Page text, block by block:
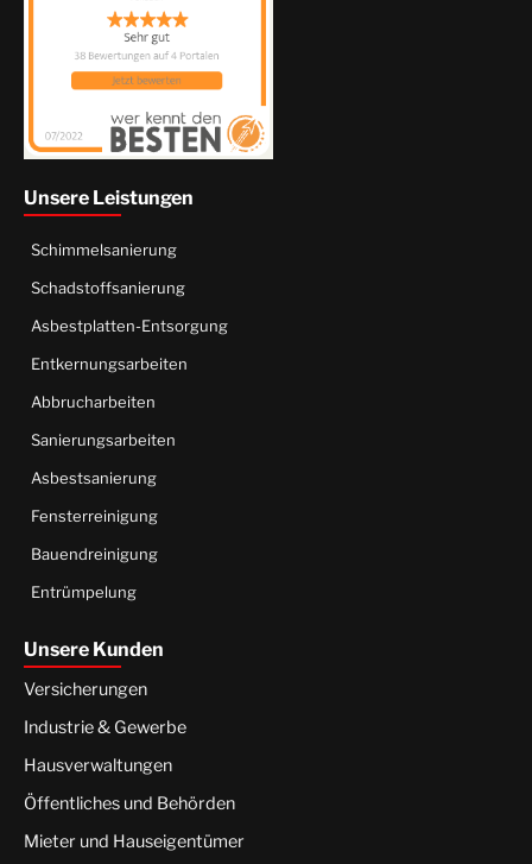
Unsere Leistungen
Schimmelsanierung
Schadstoffsanierung
Asbestplatten-Entsorgung
Entkernungsarbeiten
Abbrucharbeiten
Sanierungsarbeiten
Asbestsanierung
Fensterreinigung
Bauendreinigung
Entrümpelung
Unsere Kunden
Versicherungen
Industrie & Gewerbe
Hausverwaltungen
Öffentliches und Behörden
Mieter und Hauseigentümer